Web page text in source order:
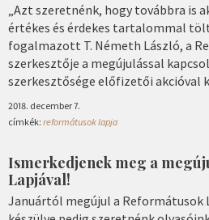
„Azt szeretnénk, hogy továbbra is
értékes és érdekes tartalommal
fogalmazott T. Németh László, a
szerkesztője a megújulással
szerkesztősége előfizetői akcióval
2018. december 7.
címkék: reformátusok lapja
Ismerkedjenek meg a
Lapjával!
Januártól megújul a Reformátusok